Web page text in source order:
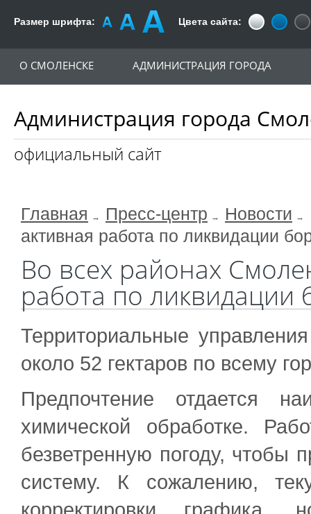
Размер шрифта: Цвета сайта:
Администрация города
официальный сайт
О СМОЛЕНСКЕ АДМИНИСТРАЦИЯ ГОРОДА
Главная Пресс-центр Новости
активная работа по ликвидации
Во всех районах
работа по ликвидации
Территориальные
около 52 гектаров по всему
Предпочтение отдается
химической обработке.
безветренную погоду, чтобы
систему. К сожалению,
корректировки